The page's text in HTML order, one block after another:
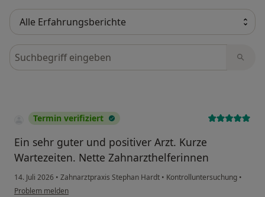
Bewertungen durchsuchen
Termin verifiziert
Ein sehr guter und positiver Arzt. Kurze
Wartezeiten. Nette Zahnarzthelferinnen
14. Juli 2026 • Zahnarztpraxis Stephan Hardt • Kontrolluntersuchung •
Problem melden